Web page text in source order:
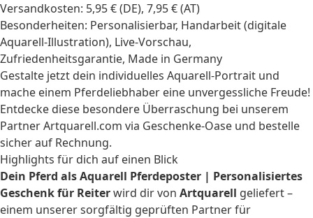
Versandkosten: 5,95 € (DE), 7,95 € (AT)
Besonderheiten: Personalisierbar, Handarbeit (digitale
Aquarell-Illustration), Live-Vorschau,
Zufriedenheitsgarantie, Made in Germany
Gestalte jetzt dein individuelles Aquarell-Portrait und
mache einem Pferdeliebhaber eine unvergessliche Freude!
Entdecke diese besondere Überraschung bei unserem
Partner Artquarell.com via Geschenke-Oase und bestelle
sicher auf Rechnung.
Highlights für dich auf einen Blick
Dein Pferd als Aquarell Pferdeposter | Personalisiertes
Geschenk für Reiterwird dir von Artquarell geliefert –
einem unserer sorgfältig geprüften Partner für